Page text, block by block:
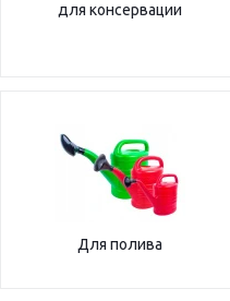
для консервации
Для полива